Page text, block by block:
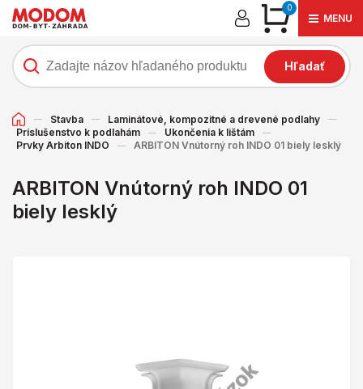
0
MENU
Hľadať
Stavba
Laminátové, kompozitné a drevené podlahy
Príslušenstvo k podlahám
Ukončenia k lištám
Prvky Arbiton INDO
ARBITON Vnútorný roh INDO 01 biely lesklý
ARBITON Vnútorný roh INDO 01
biely lesklý